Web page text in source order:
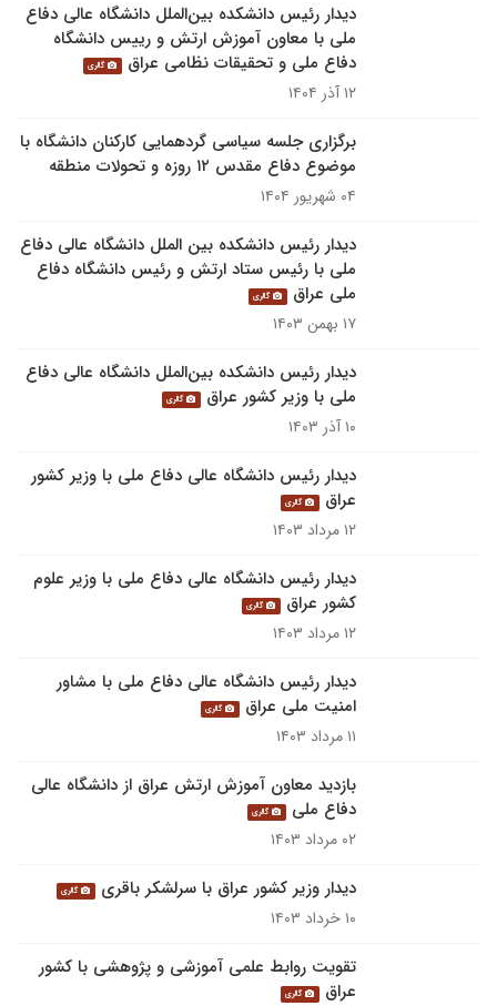
دیدار رئیس دانشکده بین‌الملل دانشگاه عالی دفاع
ملی با معاون آموزش ارتش و رییس دانشگاه
دفاع ملی و تحقیقات نظامی عراق
گالری
۱۲ آذر ۱۴۰۴
برگزاری جلسه سیاسی گردهمایی کارکنان دانشگاه با
موضوع دفاع مقدس ۱۲ روزه و تحولات منطقه
۰۴ شهریور ۱۴۰۴
دیدار رئیس دانشکده بین الملل دانشگاه عالی دفاع
ملی با رئیس ستاد ارتش و رئیس دانشگاه دفاع
ملی عراق
گالری
۱۷ بهمن ۱۴۰۳
دیدار رئیس دانشکده بین‌الملل دانشگاه عالی دفاع
ملی با وزیر کشور عراق
گالری
۱۰ آذر ۱۴۰۳
دیدار رئیس دانشگاه عالی دفاع ملی با وزیر کشور
عراق
گالری
۱۲ مرداد ۱۴۰۳
دیدار رئیس دانشگاه عالی دفاع ملی با وزیر علوم
کشور عراق
گالری
۱۲ مرداد ۱۴۰۳
دیدار رئیس دانشگاه عالی دفاع ملی با مشاور
امنیت ملی عراق
گالری
۱۱ مرداد ۱۴۰۳
بازدید معاون آموزش ارتش عراق از دانشگاه عالی
دفاع ملی
گالری
۰۲ مرداد ۱۴۰۳
دیدار وزیر کشور عراق با سرلشکر باقری گالری
۱۰ خرداد ۱۴۰۳
تقویت روابط علمی آموزشی و پژوهشی با کشور
عراق
گالری